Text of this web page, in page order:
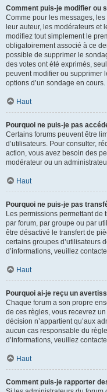
Comment puis-je modifier ou
Comme pour les messages,
leur auteur, les modérateurs et
modifiez tout simplement le
obligatoirement associé à ce
possible de supprimer le
des votes ont été exprimés,
peuvent modifier ou supprimer
options d’un sondage en cours.
Haut
Pourquoi ne puis-je pas
Certains forums peuvent être
d’utilisateurs. Pour consulter,
action, vous avez besoin des
modérateur ou un
Haut
Pourquoi ne puis-je pas
Les permissions permettant de
par forum, par groupe ou par
être désactivé le transfert de
certains groupes d’utilisateurs
d’informations, veuillez
Haut
Pourquoi ai-je reçu un
Chaque forum a son propre
de ces règles, vous recevrez
décision n’appartient qu’aux
aucun cas responsable du
d’informations, veuillez
Haut
Comment puis-je rapporter